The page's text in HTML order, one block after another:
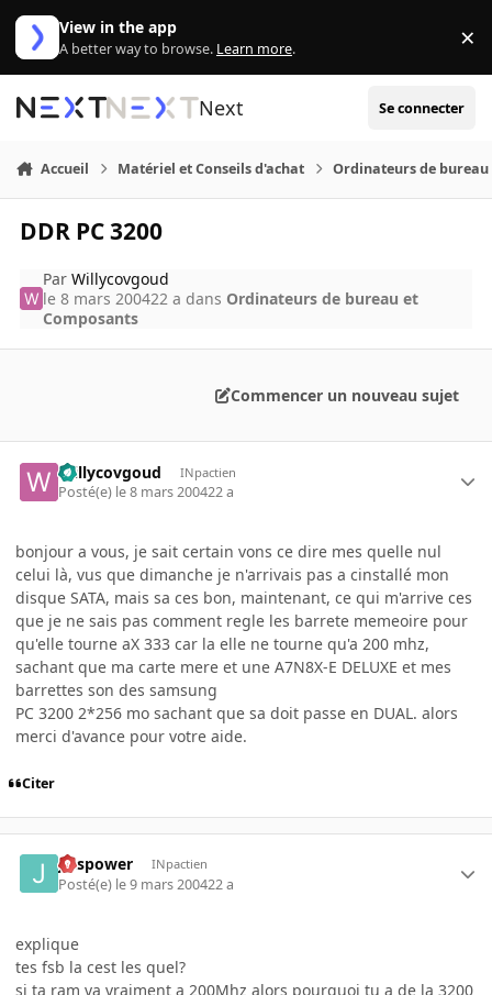
Aller au contenu
View in the app
A better way to browse. Learn more. ×
Next Se connecter
Accueil Matériel et Conseils d'achat Ordinateurs de bureau
DDR PC 3200
ParWillycovgoud
le 8 mars 200422 a dans Ordinateurs de bureau et
Composants
Commencer un nouveau sujet
Willycovgoud INpactien
Posté(e) le 8 mars 200422 a
bonjour a vous, je sait certain vons ce dire mes quelle nul
celui là, vus que dimanche je n'arrivais pas a cinstallé mon
disque SATA, mais sa ces bon, maintenant, ce qui m'arrive ces
que je ne sais pas comment regle les barrete memeoire pour
qu'elle tourne aX 333 car la elle ne tourne qu'a 200 mhz,
sachant que ma carte mere et une A7N8X-E DELUXE et mes
barrettes son des samsung
PC 3200 2*256 mo sachant que sa doit passe en DUAL. alors
merci d'avance pour votre aide.
Citer
julspower INpactien
Posté(e) le 9 mars 200422 a
explique
tes fsb la cest les quel?
si ta ram va vraiment a 200Mhz alors pourquoi tu a de la 3200